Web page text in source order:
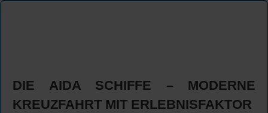
DIE AIDA SCHIFFE – MODERNE
KREUZFAHRT MIT ERLEBNISFAKTOR